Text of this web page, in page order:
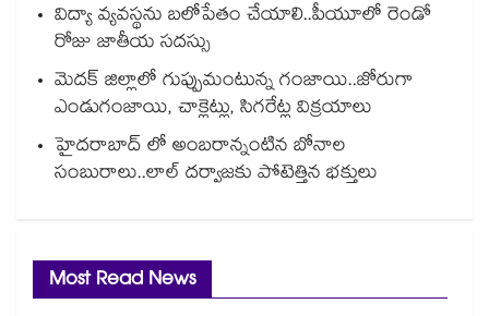
విద్యా వ్యవస్థను బలోపేతం చేయాలి..పీయూలో రెండో
రోజు జాతీయ సదస్సు
మెదక్ జిల్లాలో గుప్పుమంటున్న గంజాయి..జోరుగా
ఎండుగంజాయి, చాక్లెట్లు, సిగరేట్ల విక్రయాలు
హైదరాబాద్ లో అంబరాన్నంటిన బోనాల
సంబురాలు..లాల్ దర్వాజకు పోటెత్తిన భక్తులు
Most Read News